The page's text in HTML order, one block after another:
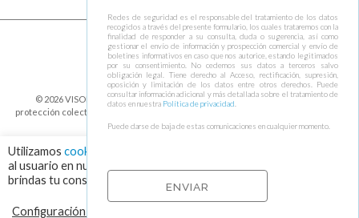
© 2026 VISOR FALL ARREST NETS Redes de seguridad y elementos de
protección colectiva ⁃
Política de cookies y protección de datos
envío⁃ Design byIxotype
Utilizamos cookies
al usuario en nuestra web. Haciendo click en el botón "Aceptar",
brindas tu consentimiento para el uso de todas las cookies.
Configuración de cookies
Redes de seguridad es el responsable del tratamiento de los datos
recogidos a través del presente formulario, los cuales trataremos con la
finalidad de responder a su consulta, duda o sugerencia, así como
gestionar el envío de información y prospección comercial y envío de
boletines informativos en caso que nos autorice, estando legitimados
por su consentimiento. No cedemos sus datos a terceros salvo
obligación legal. Tiene derecho al Acceso, rectificación, supresión,
oposición y limitación de los datos entre otros derechos. Puede
consultar información adicional y más detallada sobre el tratamiento de
datos en nuestra Política de privacidad
Puede darse de baja de estas comunicaciones en cualquier momento.